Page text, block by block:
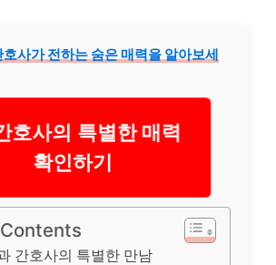
사가 전하는 숨은 매력을 알아보세
호사의 특별한 매력
확인하기
간호사의 특별한 만남